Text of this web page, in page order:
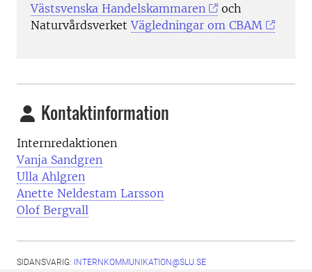
Västsvenska Handelskammaren
och
NaturvårdsverketVägledningar om CBAM
Kontaktinformation
Internredaktionen
Vanja Sandgren
Ulla Ahlgren
Anette Neldestam Larsson
Olof Bergvall
SIDANSVARIG: INTERNKOMMUNIKATION@SLU.SE